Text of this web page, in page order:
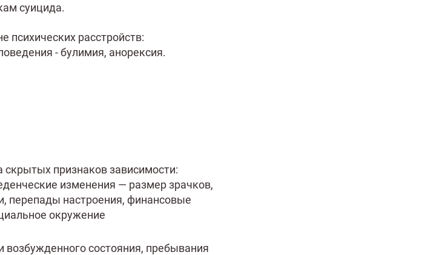
суицида.
психических расстройств:
- булимия, анорексия.
возбужденного состояния, пребывания